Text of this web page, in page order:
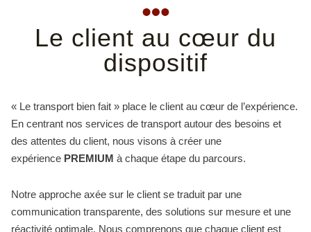
Le client au cœur du
dispositif
« Le transport bien fait » place le client au cœur de l’expérience.
En centrant nos services de transport autour des besoins et
des attentes du client, nous visons à créer une
expérience PREMIUM à chaque étape du parcours.
Notre approche axée sur le client se traduit par une
communication transparente, des solutions sur mesure et une
réactivité optimale. Nous comprenons que chaque client est